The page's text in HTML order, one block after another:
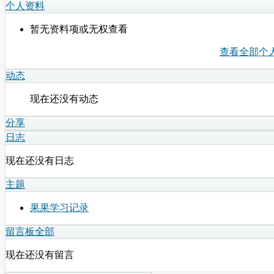
个人资料
暂无资料项或无权查看
查看全部个
动态
现在还没有动态
分享
日志
现在还没有日志
主题
果果学习记录
留言板全部
现在还没有留言